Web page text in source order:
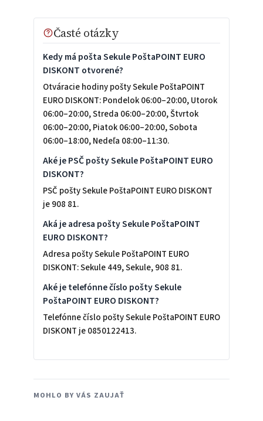
Časté otázky
Kedy má pošta Sekule PoštaPOINT EURO
DISKONT otvorené?
Otváracie hodiny pošty Sekule PoštaPOINT
EURO DISKONT: Pondelok 06:00–20:00, Utorok
06:00–20:00, Streda 06:00–20:00, Štvrtok
06:00–20:00, Piatok 06:00–20:00, Sobota
06:00–18:00, Nedeľa 08:00–11:30.
Aké je PSČ pošty Sekule PoštaPOINT EURO
DISKONT?
PSČ pošty Sekule PoštaPOINT EURO DISKONT
je 908 81.
Aká je adresa pošty Sekule PoštaPOINT
EURO DISKONT?
Adresa pošty Sekule PoštaPOINT EURO
DISKONT: Sekule 449, Sekule, 908 81.
Aké je telefónne číslo pošty Sekule
PoštaPOINT EURO DISKONT?
Telefónne číslo pošty Sekule PoštaPOINT EURO
DISKONT je 0850122413.
MOHLO BY VÁS ZAUJAŤ